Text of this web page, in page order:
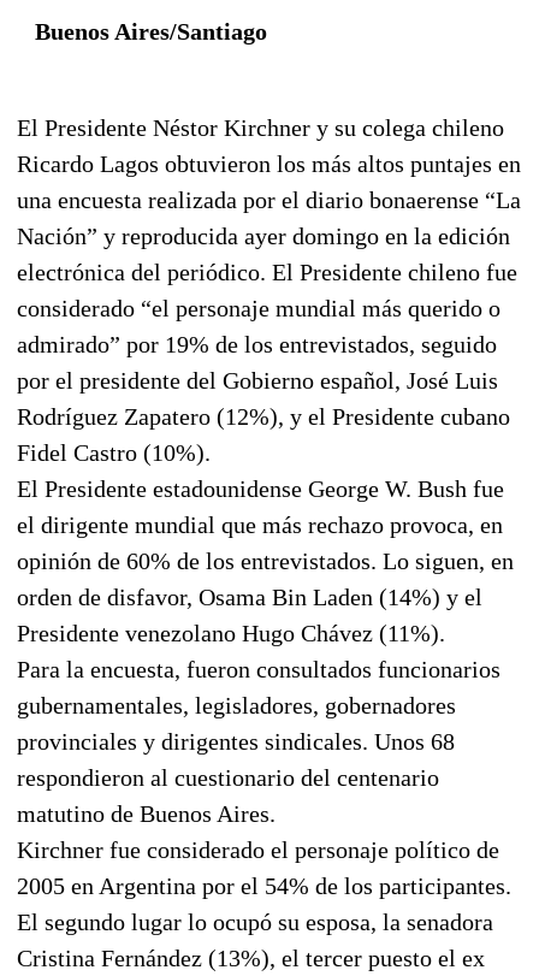
Buenos Aires/Santiago
El Presidente Néstor Kirchner y su colega chileno
Ricardo Lagos obtuvieron los más altos puntajes en
una encuesta realizada por el diario bonaerense “La
Nación” y reproducida ayer domingo en la edición
electrónica del periódico. El Presidente chileno fue
considerado “el personaje mundial más querido o
admirado” por 19% de los entrevistados, seguido
por el presidente del Gobierno español, José Luis
Rodríguez Zapatero (12%), y el Presidente cubano
Fidel Castro (10%).
El Presidente estadounidense George W. Bush fue
el dirigente mundial que más rechazo provoca, en
opinión de 60% de los entrevistados. Lo siguen, en
orden de disfavor, Osama Bin Laden (14%) y el
Presidente venezolano Hugo Chávez (11%).
Para la encuesta, fueron consultados funcionarios
gubernamentales, legisladores, gobernadores
provinciales y dirigentes sindicales. Unos 68
respondieron al cuestionario del centenario
matutino de Buenos Aires.
Kirchner fue considerado el personaje político de
2005 en Argentina por el 54% de los participantes.
El segundo lugar lo ocupó su esposa, la senadora
Cristina Fernández (13%), el tercer puesto el ex